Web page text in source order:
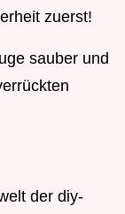
zuerst!
sauber und
der diy-